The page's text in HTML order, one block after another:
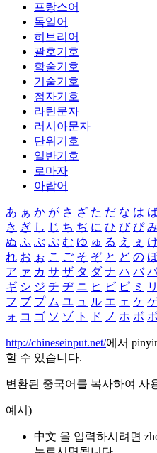
프랑스어
독일어
히브리어
괄호기호
학술기호
기술기호
첨자기호
라틴문자
러시아문자
단위기호
일반기호
로마자
아랍어
あ ぁ か が さ ざ た だ な は
き ぎ し じ ち ぢ に ひ び ぴ み
ぬ ふ ぶ ぷ む ゆ ゅ る え ぇ け
れ お ぉ こ ご そ ぞ と ど の ほ
ア ァ カ サ ザ タ ダ ナ ハ バ
ギ シ ジ チ ヂ ニ ヒ ビ ピ ミ リ
フ ブ プ ム ユ ュ ル エ ェ ケ
ォ コ ゴ ソ ゾ ト ド ノ ホ ボ ポ
http://chineseinput.net/에서
할 수 있습니다.
변환된 중국어를 복사하여 사
예시)
中文 을 입력하시려면